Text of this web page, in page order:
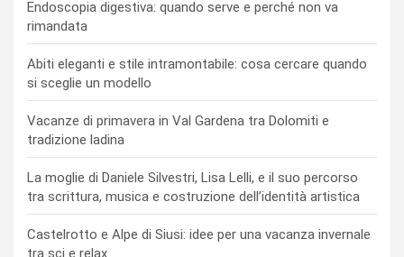
Endoscopia digestiva: quando serve e perché non va
rimandata
Abiti eleganti e stile intramontabile: cosa cercare quando
si sceglie un modello
Vacanze di primavera in Val Gardena tra Dolomiti e
tradizione ladina
La moglie di Daniele Silvestri, Lisa Lelli, e il suo percorso
tra scrittura, musica e costruzione dell’identità artistica
Castelrotto e Alpe di Siusi: idee per una vacanza invernale
tra sci e relax